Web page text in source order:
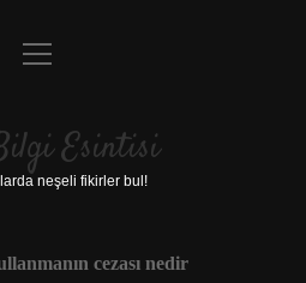
Anasayfa
Uyarı
menüyü
Esintisi
neşeli fikirler bul!
cezası nedir